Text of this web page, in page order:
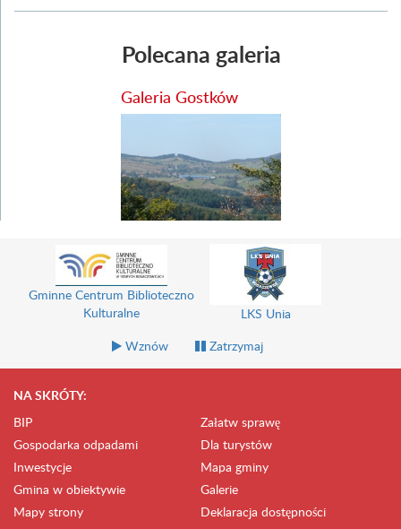
Polecana galeria
Galeria Gostków
Gminne Centrum Biblioteczno
Kulturalne
LKS Unia
Wznów
Zatrzymaj
NA SKRÓTY:
BIP
Załatw sprawę
Gospodarka odpadami
Dla turystów
Inwestycje
Mapa gminy
Gmina w obiektywie
Galerie
Mapy strony
Deklaracja dostępności